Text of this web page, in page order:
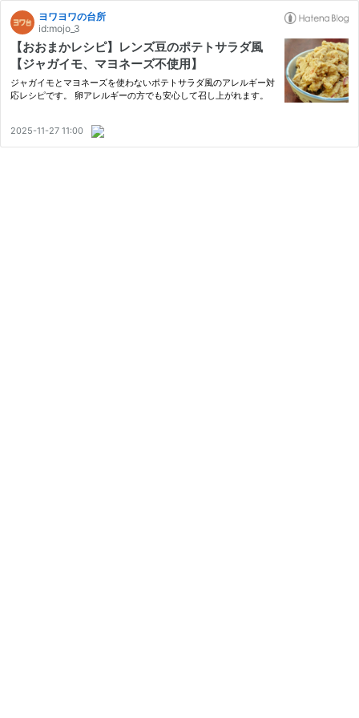
ヨワヨワの台所
id:mojo_3
【おおまかレシピ】レンズ豆のポテトサラダ風
【ジャガイモ、マヨネーズ不使用】
ジャガイモとマヨネーズを使わないポテトサラダ風のアレルギー対
応レシピです。 卵アレルギーの方でも安心して召し上がれます。
2025-11-27 11:00